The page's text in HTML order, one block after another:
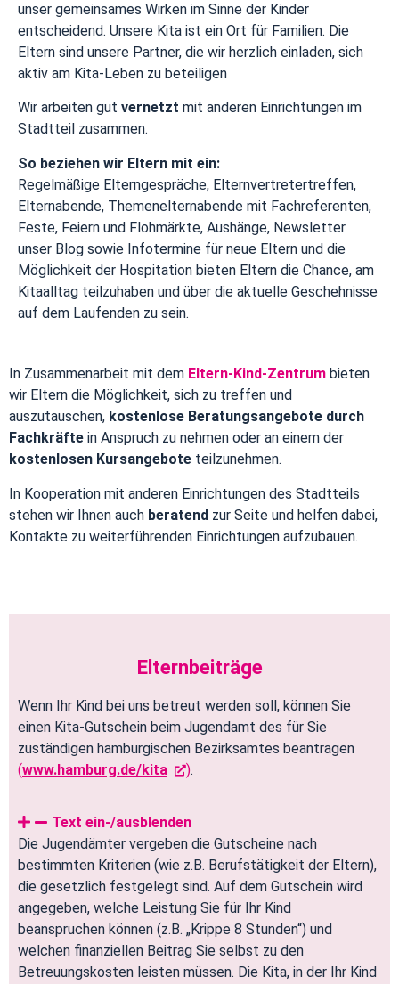
unser gemeinsames Wirken im Sinne der Kinder
entscheidend. Unsere Kita ist ein Ort für Familien. Die
Eltern sind unsere Partner, die wir herzlich einladen, sich
aktiv am Kita-Leben zu beteiligen
Wir arbeiten gut vernetzt mit anderen Einrichtungen im
Stadtteil zusammen.
So beziehen wir Eltern mit ein:
Regelmäßige Elterngespräche, Elternvertretertreffen,
Elternabende, Themenelternabende mit Fachreferenten,
Feste, Feiern und Flohmärkte, Aushänge, Newsletter
unser Blog sowie Infotermine für neue Eltern und die
Möglichkeit der Hospitation bieten Eltern die Chance, am
Kitaalltag teilzuhaben und über die aktuelle Geschehnisse
auf dem Laufenden zu sein.
In Zusammenarbeit mit dem Eltern-Kind-Zentrum bieten
wir Eltern die Möglichkeit, sich zu treffen und
auszutauschen, kostenlose Beratungsangebote durch
Fachkräfte in Anspruch zu nehmen oder an einem der
kostenlosen Kursangebote teilzunehmen.
In Kooperation mit anderen Einrichtungen des Stadtteils
stehen wir Ihnen auch beratend zur Seite und helfen dabei,
Kontakte zu weiterführenden Einrichtungen aufzubauen.
Elternbeiträge
Wenn Ihr Kind bei uns betreut werden soll, können Sie
einen Kita-Gutschein beim Jugendamt des für Sie
zuständigen hamburgischen Bezirksamtes beantragen
(www.hamburg.de/kita ).
Text ein-/ausblenden
Die Jugendämter vergeben die Gutscheine nach
bestimmten Kriterien (wie z.B. Berufstätigkeit der Eltern),
die gesetzlich festgelegt sind. Auf dem Gutschein wird
angegeben, welche Leistung Sie für Ihr Kind
beanspruchen können (z.B. „Krippe 8 Stunden“) und
welchen finanziellen Beitrag Sie selbst zu den
Betreuungskosten leisten müssen. Die Kita, in der Ihr Kind